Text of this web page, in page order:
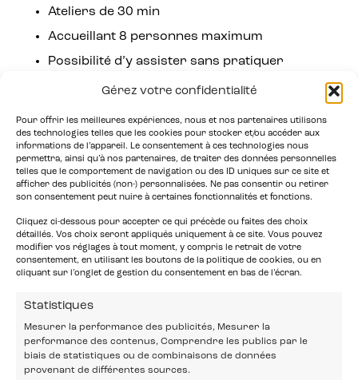
Gérez votre confidentialité
Pour offrir les meilleures expériences, nous et nos partenaires utilisons
des technologies telles que les cookies pour stocker et/ou accéder aux
informations de l’appareil. Le consentement à ces technologies nous
permettra, ainsi qu’à nos partenaires, de traiter des données personnelles
telles que le comportement de navigation ou des ID uniques sur ce site et
afficher des publicités (non-) personnalisées. Ne pas consentir ou retirer
son consentement peut nuire à certaines fonctionnalités et fonctions.
Cliquez ci-dessous pour accepter ce qui précède ou faites des choix
détaillés. Vos choix seront appliqués uniquement à ce site. Vous pouvez
modifier vos réglages à tout moment, y compris le retrait de votre
consentement, en utilisant les boutons de la politique de cookies, ou en
cliquant sur l’onglet de gestion du consentement en bas de l’écran.
Statistiques
Mesurer la performance des publicités, Mesurer la
performance des contenus, Comprendre les publics par le
biais de statistiques ou de combinaisons de données
provenant de différentes sources.
Ateliers de 30 min
Accueillant 8 personnes maximum
Possibilité d’y assister sans pratiquer
Inscription sur place
Vendredi 26/07 : 18h00 – 22h00
Samedi 27/07 : 18h00 – 22h00
Dimanche 28/07 : 16h00 – 21h00